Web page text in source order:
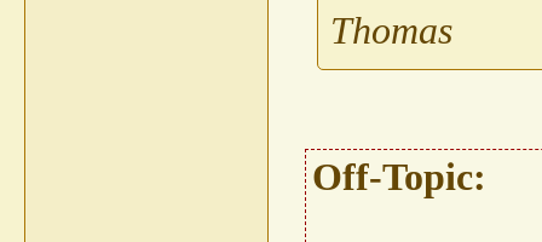
Thomas
Off-Topic: